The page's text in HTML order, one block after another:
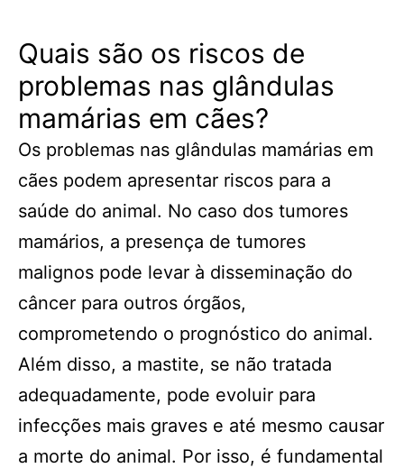
Quais são os riscos de
problemas nas glândulas
mamárias em cães?
Os problemas nas glândulas mamárias em
cães podem apresentar riscos para a
saúde do animal. No caso dos tumores
mamários, a presença de tumores
malignos pode levar à disseminação do
câncer para outros órgãos,
comprometendo o prognóstico do animal.
Além disso, a mastite, se não tratada
adequadamente, pode evoluir para
infecções mais graves e até mesmo causar
a morte do animal. Por isso, é fundamental